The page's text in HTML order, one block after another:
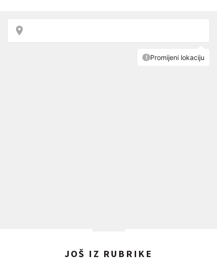
JOŠ IZ RUBRIKE